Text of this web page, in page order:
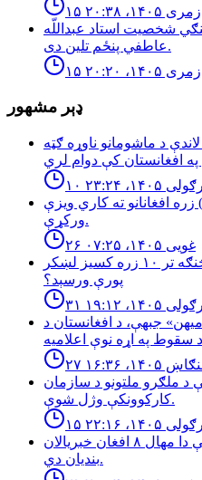
۱۵ زمری ۱۴۰۵، ۲۰:۳۸
شخصيت استاد عبداللّه
عاطفي پنځم تلين دى.
۱۵ زمری ۱۴۰۵، ۲۰:۲۰
ډېر مشهور
د ماشومانو ناوړه ګټه
۱۴۰۵، ۲۳:۲۴
تركيې د مالدارۍ په برخه كې (٢٠) زره افغانانو ته كاري ويزې
وركړې.
۲۶ غویی ۱۴۰۵، ۰۷:۲۵
جمعه خان فاتح څوک دی او څنګه تر ۱۰ زره کسیز لښکر
پورې ورسېد؟
۱۴۰۵، ۱۹:۱۲
جبهې، د افغانستان د
۱۴۰۵، ۱۶:۳۶
د ملګرو ملتونو د سازمان
کارکوونکې وژل شوې.
۱۴۰۵، ۲۲:۱۶
امسو: د طالبانو په زندانونو كې دا مهال ٨ افغان خبريالان
بنديان دي.